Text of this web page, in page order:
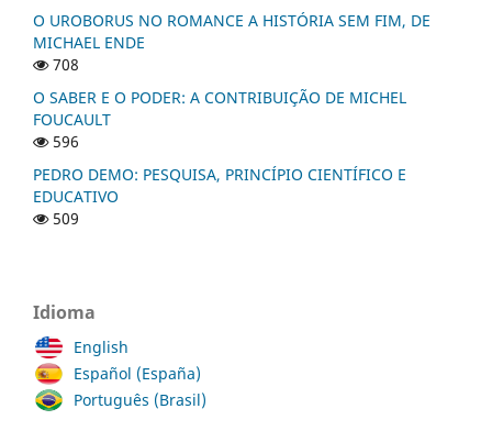
O UROBORUS NO ROMANCE A HISTÓRIA SEM FIM, DE
MICHAEL ENDE
708
O SABER E O PODER: A CONTRIBUIÇÃO DE MICHEL
FOUCAULT
596
PEDRO DEMO: PESQUISA, PRINCÍPIO CIENTÍFICO E
EDUCATIVO
509
Idioma
English
Español (España)
Português (Brasil)